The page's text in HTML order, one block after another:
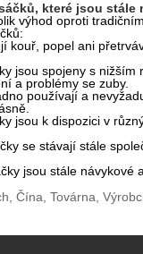
které jsou stále
výhod oproti
kouř, popel ani
jsou spojeny s
a problémy se zuby.
používají a
jsou k dispozici v
se stávají stále
jsou stále návykové
Čína, Továrna,